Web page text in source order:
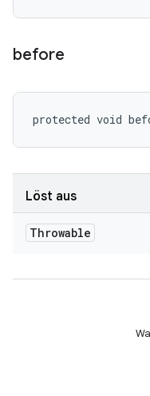
before
protected void
Löst aus
Throwable